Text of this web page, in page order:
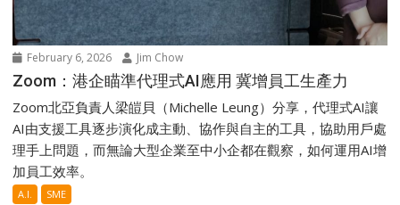
February 6, 2026 Jim Chow
Zoom：港企瞄準代理式AI應用 冀增員工生產力
Zoom北亞負責人梁皚貝（Michelle Leung）分享，代理式AI讓
AI由支援工具逐步演化成主動、協作與自主的工具，協助用戶處
理手上問題，而無論大型企業至中小企都在觀察，如何運用AI增
加員工效率。
A.I. SME